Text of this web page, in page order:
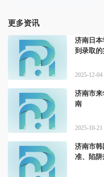
更多资讯
济南日本
到录取
2025-12-04
济南市
南
2025-10-21
济南市
准、陷